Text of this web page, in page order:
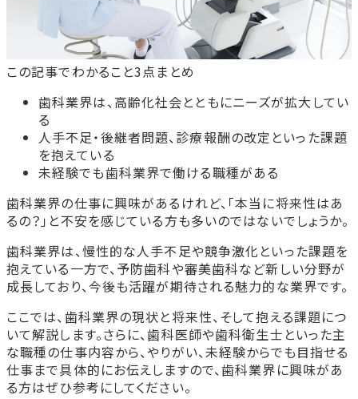
この記事でわかること3点まとめ
歯科業界は、高齢化社会とともにニーズが拡大してい
る
人手不足・後継者問題、診療報酬の改定といった課題
を抱えている
未経験でも歯科業界で働ける職種がある
歯科業界の仕事に興味があるけれど、「本当に将来性はあ
るの？」と不安を感じている方も多いのではないでしょうか。
歯科業界は、慢性的な人手不足や競争激化といった課題を
抱えている一方で、予防歯科や審美歯科など新しい分野が
成長しており、今後も活躍が期待される魅力的な業界です。
ここでは、歯科業界の現状と将来性、そして抱える課題につ
いて解説します。さらに、歯科医師や歯科衛生士といった主
な職種の仕事内容から、やりがい、未経験からでも目指せる
仕事まで具体的にお伝えしますので、歯科業界に興味があ
る方はぜひ参考にしてください。